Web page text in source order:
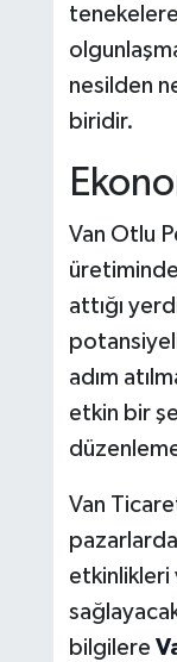
tenekelere
nesilden
biridir.
Van Otlu
attığı
adım
etkin bir
Van
pazarlarda
etkinlikleri
bilgilere